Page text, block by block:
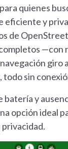
quienes
y
de
—con
giro
todo sin
batería y
opción ideal